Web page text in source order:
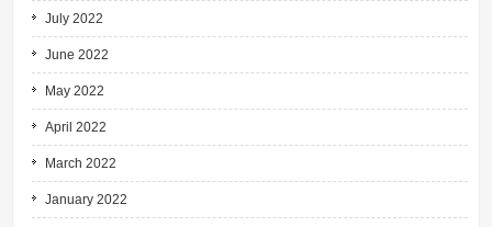
July 2022
June 2022
May 2022
April 2022
March 2022
January 2022